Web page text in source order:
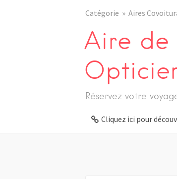
Catégorie Aires
Aire de
Réservez votre
Cliquez ici pour